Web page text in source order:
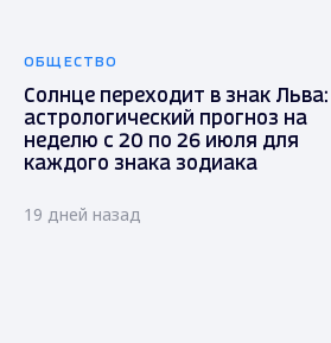
ОБЩЕСТВО
Солнце переходит в знак Льва:
астрологический прогноз на
неделю с 20 по 26 июля для
каждого знака зодиака
19 дней назад